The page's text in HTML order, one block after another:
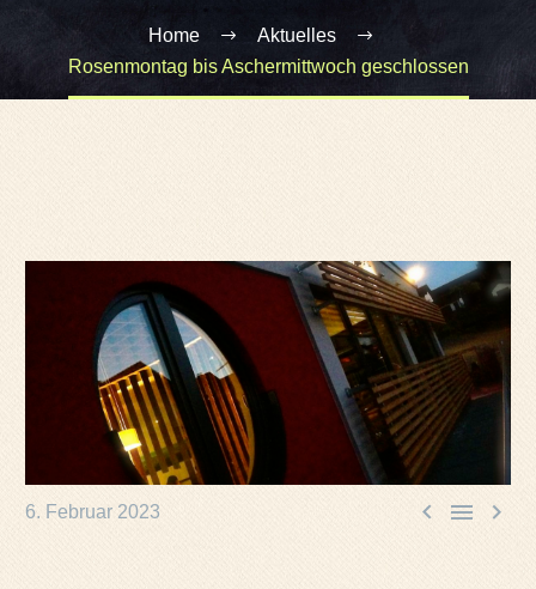
Home
Aktuelles
Rosenmontag bis Aschermittwoch geschlossen
  
6. Februar 2023